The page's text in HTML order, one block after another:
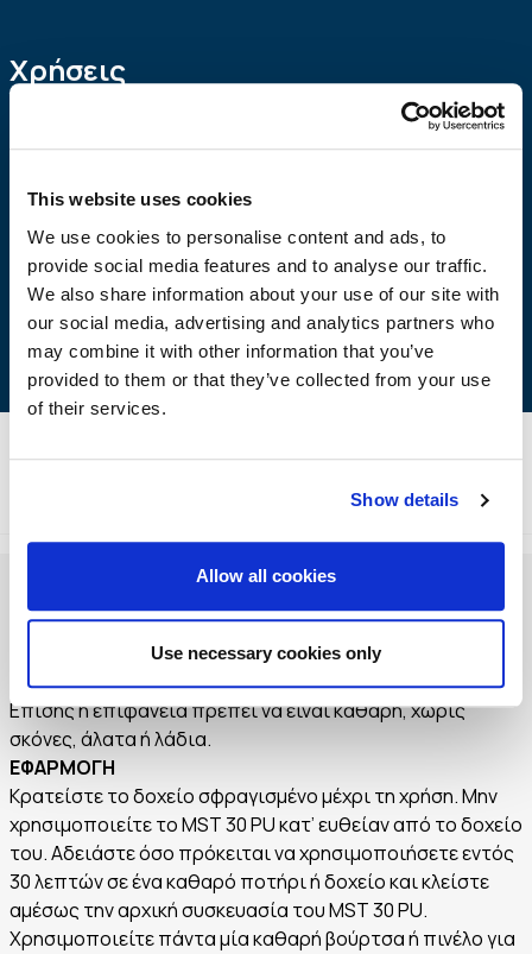
This website uses cookies
We use cookies to personalise content and ads, to
provide social media features and to analyse our traffic.
We also share information about your use of our site with
our social media, advertising and analytics partners who
may combine it with other information that you’ve
provided to them or that they’ve collected from your use
of their services.
Show details
Allow all cookies
Use necessary cookies only
Χρήσεις
όπως μπετόν,
Εφαρμογή σε παντός είδους ξύλινες
επίστρωση πάνω στο σκυρόδεμα, είτε σαν αστάρι σε
συνδυασμό με δάπεδα πολυουρεθάνης ή με
επαλειφόμενες στεγανοποιητικές μεμβράνες.
Αποθήκευση
Το υπόστρωμα θα πρέπει να είναι σταθερό, συμπαγές,
στεγνό και απαλλαγμένο από σκόνη, σαθρά
προσκολλημένα σωματίδια και παντός είδους ρύπους.
Επίσης η επιφάνεια πρέπει να είναι καθαρή, χωρίς
σκόνες, άλατα ή λάδια.
ΕΦΑΡΜΟΓΗ
Κρατείστε το δοχείο σφραγισμένο μέχρι τη χρήση. Μην
χρησιμοποιείτε το MST 30 PU κατ’ ευθείαν από το δοχείο
του. Αδειάστε όσο πρόκειται να χρησιμοποιήσετε εντός
30 λεπτών σε ένα καθαρό ποτήρι ή δοχείο και κλείστε
αμέσως την αρχική συσκευασία του MST 30 PU.
Χρησιμοποιείτε πάντα μία καθαρή βούρτσα ή πινέλο για